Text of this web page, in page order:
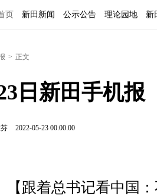
页 新田新闻 公示公告 理论园地 新
> 正文
日新田手机报
2022-05-23 00:00:00
【跟着总书记看中国